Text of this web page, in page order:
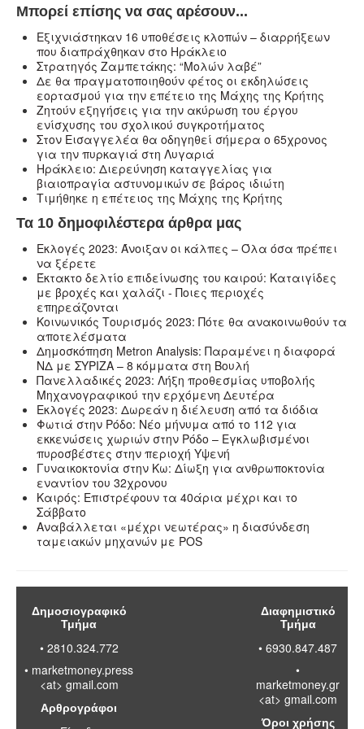
Μπορεί επίσης να σας αρέσουν...
Eξιχνιάστηκαν 16 υποθέσεις κλοπών – διαρρήξεων
που διαπράχθηκαν στο Ηράκλειο
Στρατηγός Ζαμπετάκης: “Μολών λαβέ”
Δε θα πραγματοποιηθούν φέτος οι εκδηλώσεις
εορτασμού για την επέτειο της Μάχης της Κρήτης
Ζητούν εξηγήσεις για την ακύρωση του έργου
ενίσχυσης του σχολικού συγκροτήματος
Στον Εισαγγελέα θα οδηγηθεί σήμερα ο 65χρονος
για την πυρκαγιά στη Λυγαριά
Ηράκλειο: Διερεύνηση καταγγελίας για
βιαιοπραγία αστυνομικών σε βάρος ιδιώτη
Τιμήθηκε η επέτειος της Μάχης της Κρήτης
Τα 10 δημοφιλέστερα άρθρα μας
Εκλογές 2023: Άνοιξαν οι κάλπες – Όλα όσα πρέπει
να ξέρετε
Έκτακτο δελτίο επιδείνωσης του καιρού: Καταιγίδες
με βροχές και χαλάζι - Ποιες περιοχές
επηρεάζονται
Κοινωνικός Τουρισμός 2023: Πότε θα ανακοινωθούν τα
αποτελέσματα
Δημοσκόπηση Metron Analysis: Παραμένει η διαφορά
ΝΔ με ΣΥΡΙΖΑ – 8 κόμματα στη Βουλή
Πανελλαδικές 2023: Λήξη προθεσμίας υποβολής
Μηχανογραφικού την ερχόμενη Δευτέρα
Εκλογές 2023: Δωρεάν η διέλευση από τα διόδια
Φωτιά στην Ρόδο: Νέο μήνυμα από το 112 για
εκκενώσεις χωριών στην Ρόδο – Εγκλωβισμένοι
πυροσβέστες στην περιοχή Υψενή
Γυναικοκτονία στην Κω: Δίωξη για ανθρωποκτονία
εναντίον του 32χρονου
Καιρός: Επιστρέφουν τα 40άρια μέχρι και το
Σάββατο
Αναβάλλεται «μέχρι νεωτέρας» η διασύνδεση
ταμειακών μηχανών με POS
Δημοσιογραφικό
Τμήμα
• 2810.324.772
• marketmoney.press
<at> gmail.com
Αρθρογράφοι
Διαφημιστικό
Τμήμα
• 6930.847.487
•
marketmoney.gr
<at> gmail.com
Όροι χρήσης